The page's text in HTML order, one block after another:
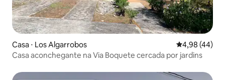
Casa ⋅ Los Algarrobos 4,98 de uma
4,98 (44)
Casa aconchegante na Via Boquete cercada por jardins